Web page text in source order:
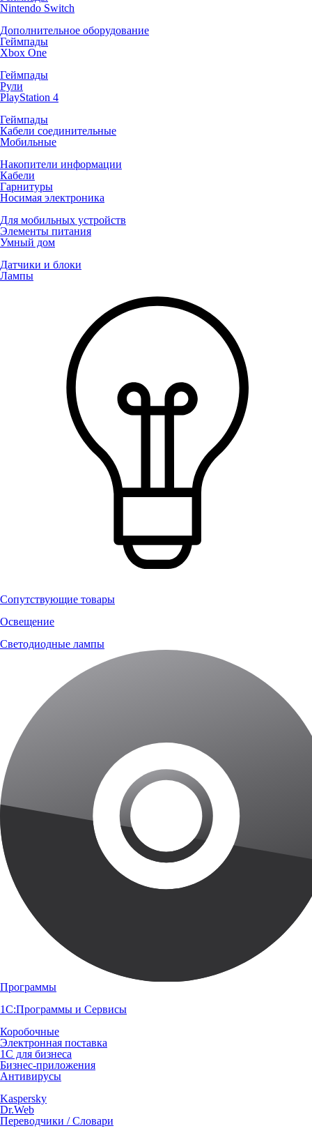
Nintendo Switch
Дополнительное оборудование
Геймпады
Xbox One
Геймпады
Рули
PlayStation 4
Геймпады
Кабели соединительные
Мобильные
Накопители информации
Кабели
Гарнитуры
Носимая электроника
Для мобильных устройств
Элементы питания
Умный дом
Датчики и блоки
Лампы
Сопутствующие товары
Освещение
Светодиодные лампы
Программы
1С:Программы и Сервисы
Коробочные
Электронная поставка
1С для бизнеса
Бизнес-приложения
Антивирусы
Kaspersky
Dr.Web
Переводчики / Словари